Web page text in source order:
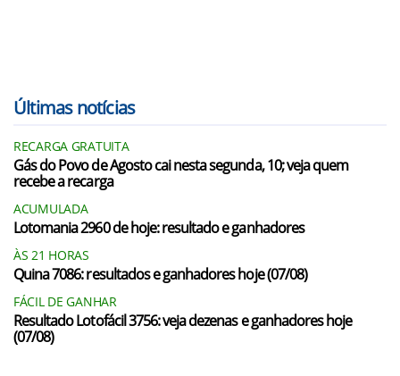
Últimas notícias
RECARGA GRATUITA
Gás do Povo de Agosto cai nesta segunda, 10; veja quem
recebe a recarga
ACUMULADA
Lotomania 2960 de hoje: resultado e ganhadores
ÀS 21 HORAS
Quina 7086: resultados e ganhadores hoje (07/08)
FÁCIL DE GANHAR
Resultado Lotofácil 3756: veja dezenas e ganhadores hoje
(07/08)